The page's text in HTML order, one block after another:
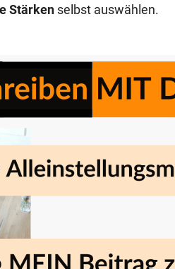
Stärken selbst auswählen.